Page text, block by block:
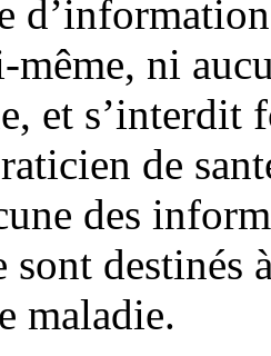
même, ni
et s’interdit
de
des
sont destinés
maladie.